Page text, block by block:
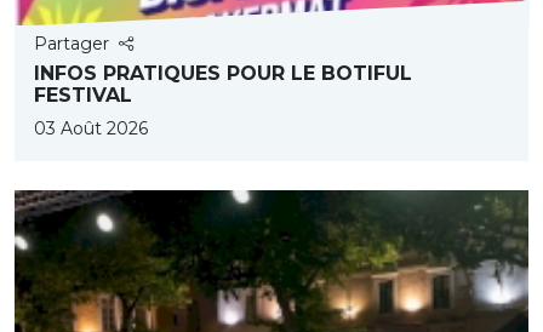
Partager
INFOS PRATIQUES POUR LE BOTIFUL
FESTIVAL
03 Août 2026